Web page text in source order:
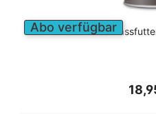
Abo verfügbar
Getreidefreies